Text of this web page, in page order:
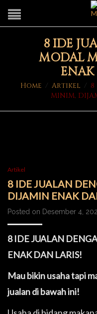
8 IDE
MODAL
ENAK
Home / Artikel / 8
MINIM,
Artikel
8 IDE JUALAN
DIJAMIN ENAK
Posted on Desember 4,
8 IDE JUALAN
ENAK DAN LARIS!
Mau bikin usaha tapi
jualan di bawah ini!